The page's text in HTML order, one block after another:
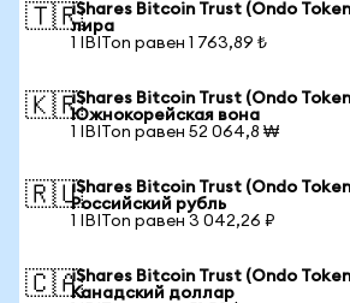
🇹🇷iShares Bitcoin Trust (Ondo
лира
1 IBITon равен 1 763,89 ₺
🇰🇷iShares Bitcoin Trust (Ondo
Южнокорейская вона
1 IBITon равен 52 064,8 ₩
🇷🇺iShares Bitcoin Trust (Ondo
Российский рубль
1 IBITon равен 3 042,26 ₽
🇨🇦iShares Bitcoin Trust (Ondo
Канадский доллар